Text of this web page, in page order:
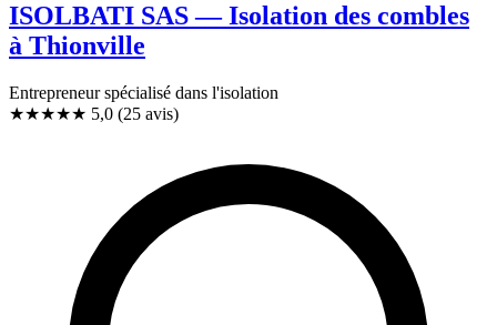
ISOLBATI SAS — Isolation des combles
à Thionville
Entrepreneur spécialisé dans l'isolation
★★★★★ 5,0 (25 avis)